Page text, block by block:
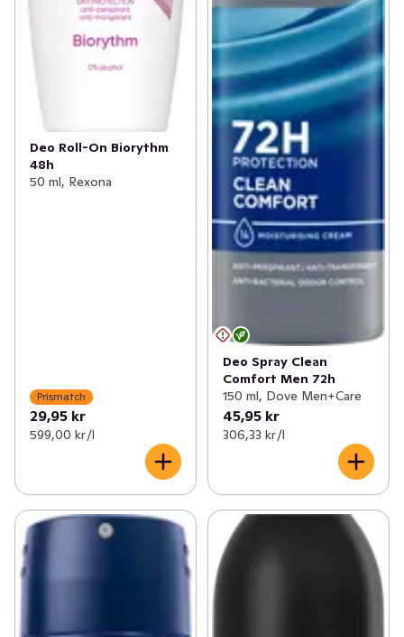
Deo Roll-On Biorythm
48h
50 ml, Rexona
Prismatch
29,95 kr
599,00 kr /l
Deo Spray Clean
Comfort Men 72h
150 ml, Dove Men+Care
45,95 kr
306,33 kr /l